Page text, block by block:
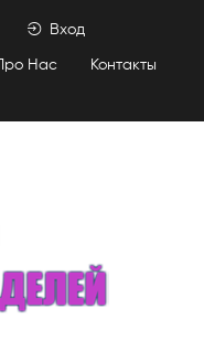
Про Нас
Контакты
Вход